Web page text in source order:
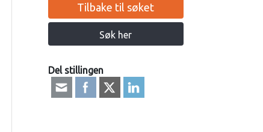
Tilbake til søket
Søk her
Del stillingen